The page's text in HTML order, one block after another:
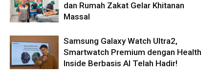
dan Rumah Zakat Gelar Khitanan
Massal
Samsung Galaxy Watch Ultra2,
Smartwatch Premium dengan Health
Inside Berbasis AI Telah Hadir!